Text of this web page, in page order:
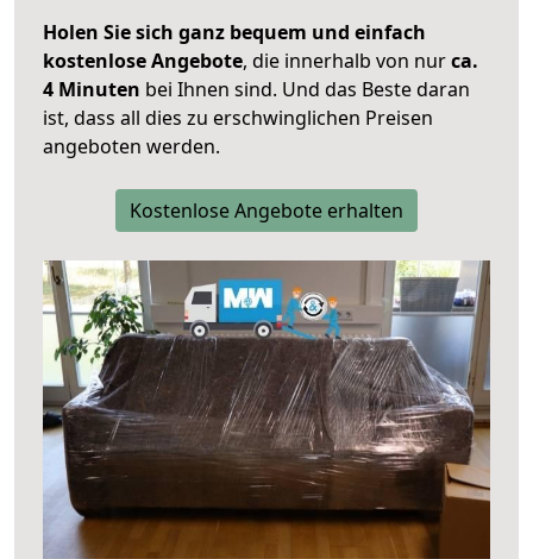
Holen Sie sich ganz bequem und einfach
kostenlose Angebote, die innerhalb von nurca.
4 Minuten bei Ihnen sind. Und das Beste daran
ist, dass all dies zu erschwinglichen Preisen
angeboten werden.
Kostenlose Angebote erhalten